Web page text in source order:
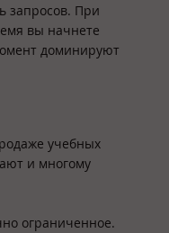
запросов. При
вы начнете
доминируют
учебных
и многому
ограниченное.